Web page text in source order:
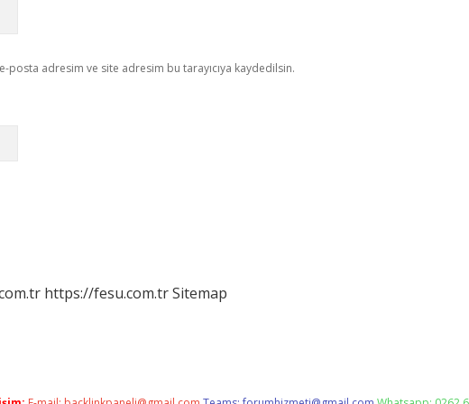
posta adresim ve site adresim bu tarayıcıya kaydedilsin.
https://fesu.com.trSitemap